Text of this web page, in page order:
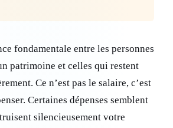
fondamentale entre les personnes
patrimoine et celles qui restent
Ce n’est pas le salaire, c’est
Certaines dépenses semblent
silencieusement votre